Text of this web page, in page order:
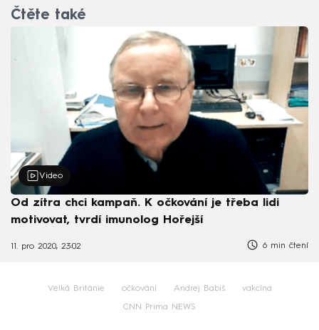
Čtěte také
Video
Od zítra chci kampaň. K očkování je třeba lidi
motivovat, tvrdí imunolog Hořejší
11. pro 2020, 23:02 6 min čtení
Velká Británie očkování Andrej Babiš vakcína
CNN Prima NEWS